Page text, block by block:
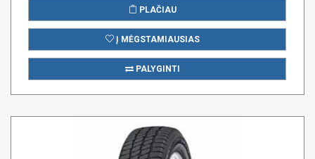
PLAČIAU
Į MĖGSTAMIAUSIAS
PALYGINTI